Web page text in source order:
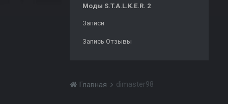
Моды S.T.A.L.K.E.R. 2
Записи
Запись Отзывы
Главная dimaster98